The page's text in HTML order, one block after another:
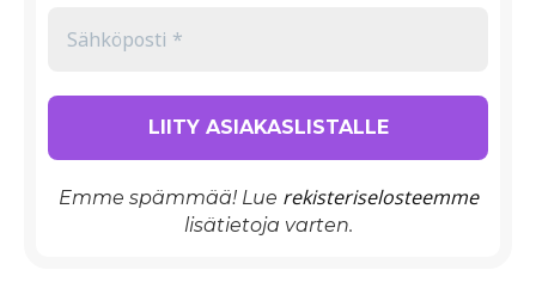
Emme spämmää! Lue rekisteriselosteemme
lisätietoja varten.